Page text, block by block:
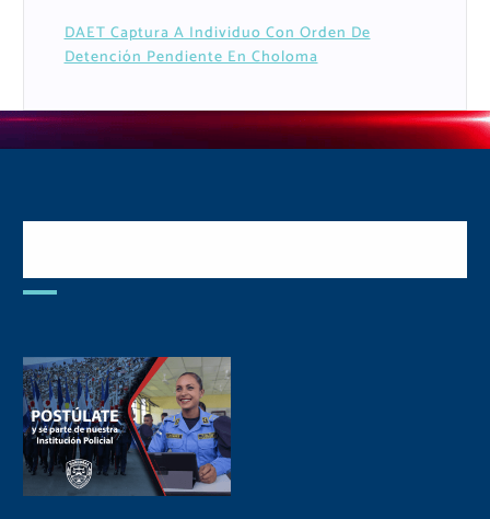
DAET Captura A Individuo Con Orden De
Detención Pendiente En Choloma